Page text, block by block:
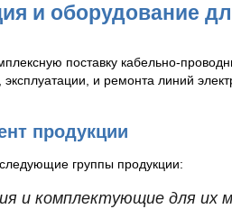
и оборудование
поставку кабельно-
и ремонта линий
продукции
группы продукции:
и комплектующие для их